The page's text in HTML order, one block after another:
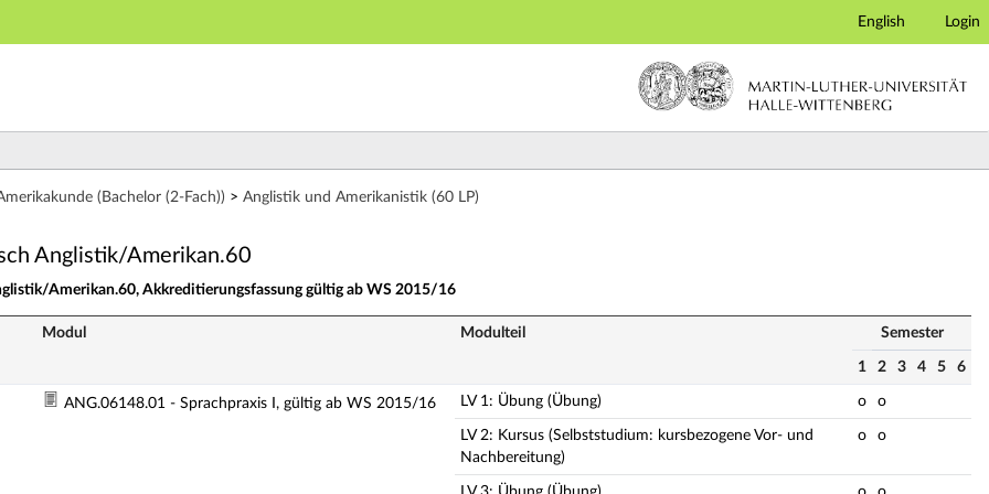
Hauptnavigation
Hauptinhalt
English Login
Studienangebot von A bis Z
(Bachelor (2-Fach)) > Anglistik und Amerikanistik (60 LP)
Anglistik/Amerikan.60
Amerikan.60, Akkreditierungsfassung gültig ab WS 2015/16
Modul Modulteil Semester
1 2 3 4 5 6
ANG.06148.01 - Sprachpraxis I, gültig ab WS 2015/16 LV 1: Übung (Übung) o o
LV 2: Kursus (Selbststudium: kursbezogene Vor- und
Nachbereitung)
o o